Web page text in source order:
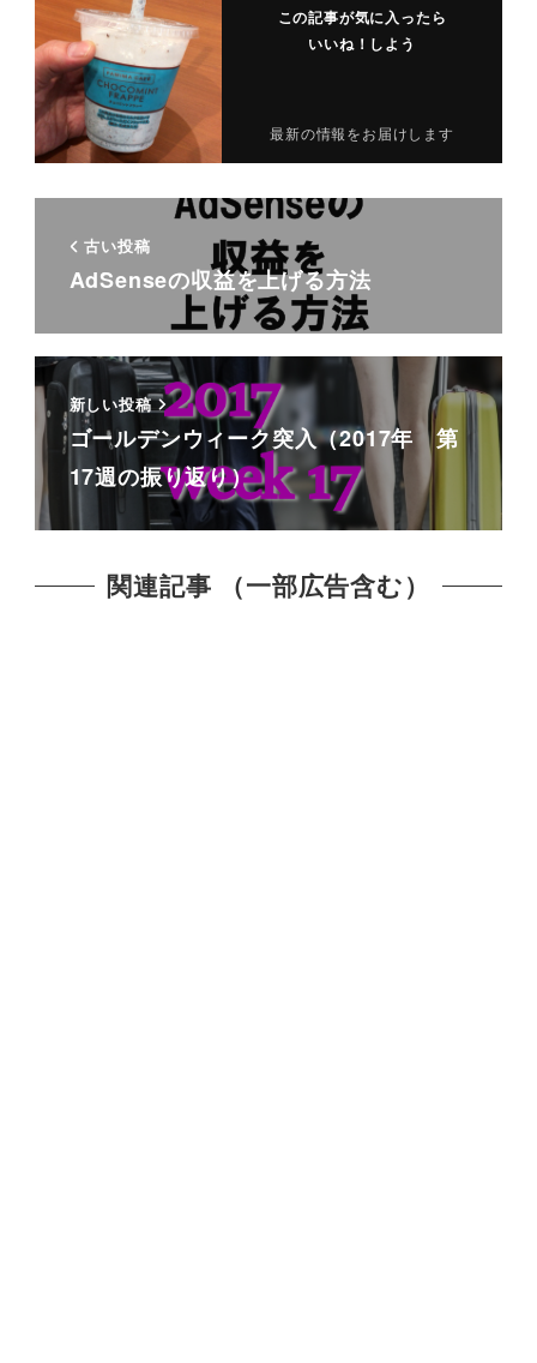
この記事が気に入ったら
いいね！しよう
最新の情報をお届けします
古い投稿
AdSenseの収益を上げる方法
新しい投稿
ゴールデンウィーク突入（2017年 第
17週の振り返り）
関連記事 （一部広告含む）